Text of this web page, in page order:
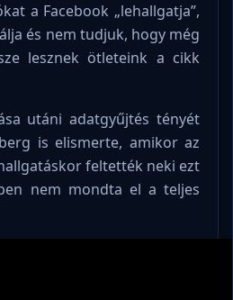
a Facebook „lehallgatja”,
és nem tudjuk, hogy még
lesznek ötleteink a cikk
utáni adatgyűjtés tényét
is elismerte, amikor az
feltették neki ezt
nem mondta el a teljes